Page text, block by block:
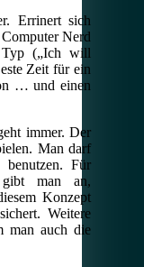
Errinert sich
Nerd
Typ („Ich will
Zeit für ein
… und einen
immer. Der
Man darf
Für
gibt man an,
Konzept
Weitere
man auch die